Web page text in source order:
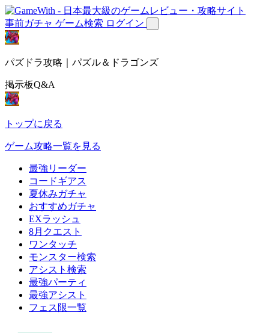
事前ガチャ ゲーム検索 ログイン
パズドラ攻略｜パズル＆ドラゴンズ
掲示板Q&A
トップに戻る
ゲーム攻略一覧を見る
最強リーダー
コードギアス
夏休みガチャ
おすすめガチャ
EXラッシュ
8月クエスト
ワンタッチ
モンスター検索
アシスト検索
最強パーティ
最強アシスト
フェス限一覧